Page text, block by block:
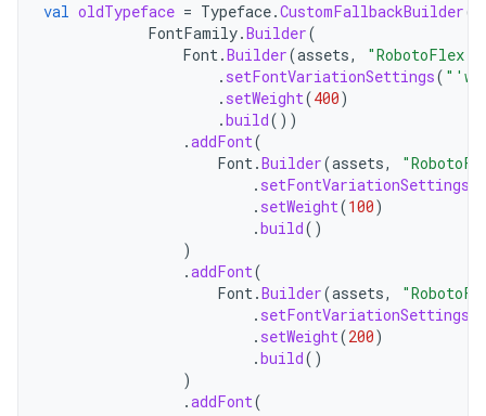
val oldTypeface = Typeface.CustomFallbackBuilder(
FontFamily.Builder(
Font.Builder(assets,
. setFontVariationSettings(
. setWeight(400)
.build())
.addFont(
Font.Builder(assets,
. setFontVariationSettings
. setWeight(100)
.build()
)
.addFont(
Font.Builder(assets,
. setFontVariationSettings
. setWeight(200)
.build()
)
.addFont(